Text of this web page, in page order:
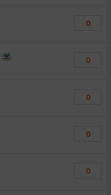
0
0
0
0
0